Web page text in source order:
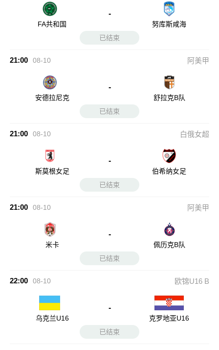
FA共和国
-
努库斯咸海
已结束
21:00 08-10 阿美甲
安德拉尼克
-
舒拉克B队
已结束
21:00 08-10 白俄女超
斯莫根女足
-
伯希纳女足
已结束
21:00 08-10 阿美甲
米卡
-
佩历克B队
已结束
22:00 08-10 欧锦U16 B
乌克兰U16
-
克罗地亚U16
已结束